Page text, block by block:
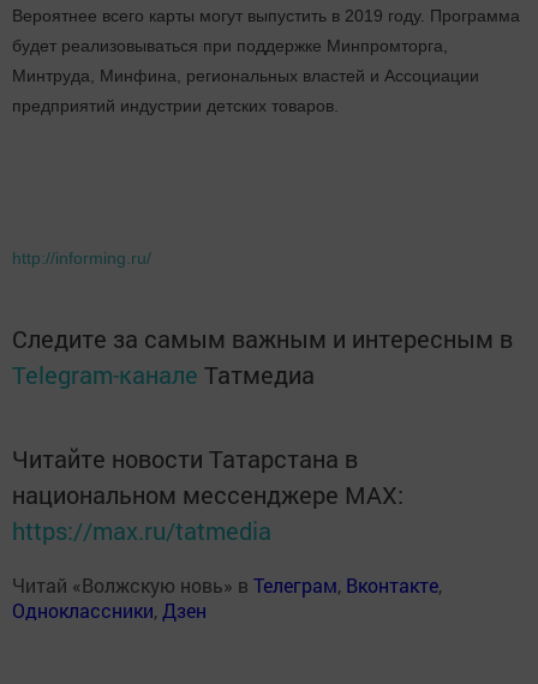
Вероятнее всего карты могут выпустить в 2019 году. Программа
будет реализовываться при поддержке Минпромторга,
Минтруда, Минфина, региональных властей и Ассоциации
предприятий индустрии детских товаров.
http://informing.ru/
Следите за самым важным и интересным в
Telegram-канале Татмедиа
Читайте новости Татарстана в
национальном мессенджере MАХ:
https://max.ru/tatmedia
Читай «Волжскую новь» в Телеграм, Вконтакте,
Одноклассники, Дзен